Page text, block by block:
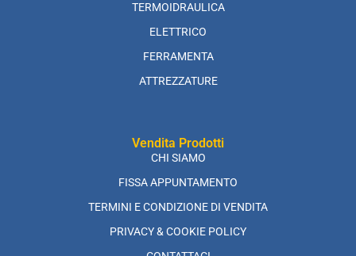
TERMOIDRAULICA
ELETTRICO
FERRAMENTA
ATTREZZATURE
Vendita Prodotti
CHI SIAMO
FISSA APPUNTAMENTO
TERMINI E CONDIZIONE DI VENDITA
PRIVACY & COOKIE POLICY